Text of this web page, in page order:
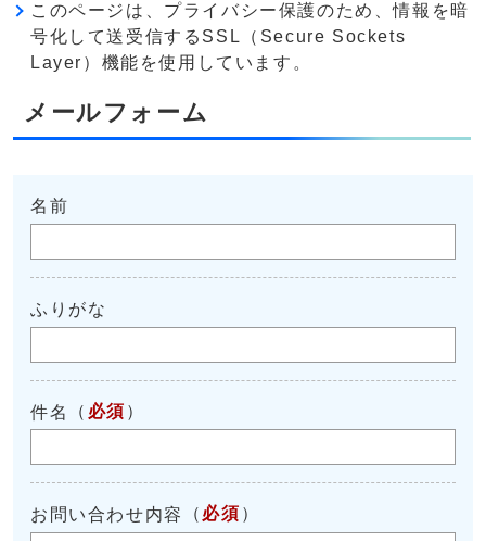
このページは、プライバシー保護のため、情報を暗
号化して送受信するSSL（Secure Sockets
Layer）機能を使用しています。
メールフォーム
名前
ふりがな
件名 （ 必須 ）
お問い合わせ内容 （ 必須 ）